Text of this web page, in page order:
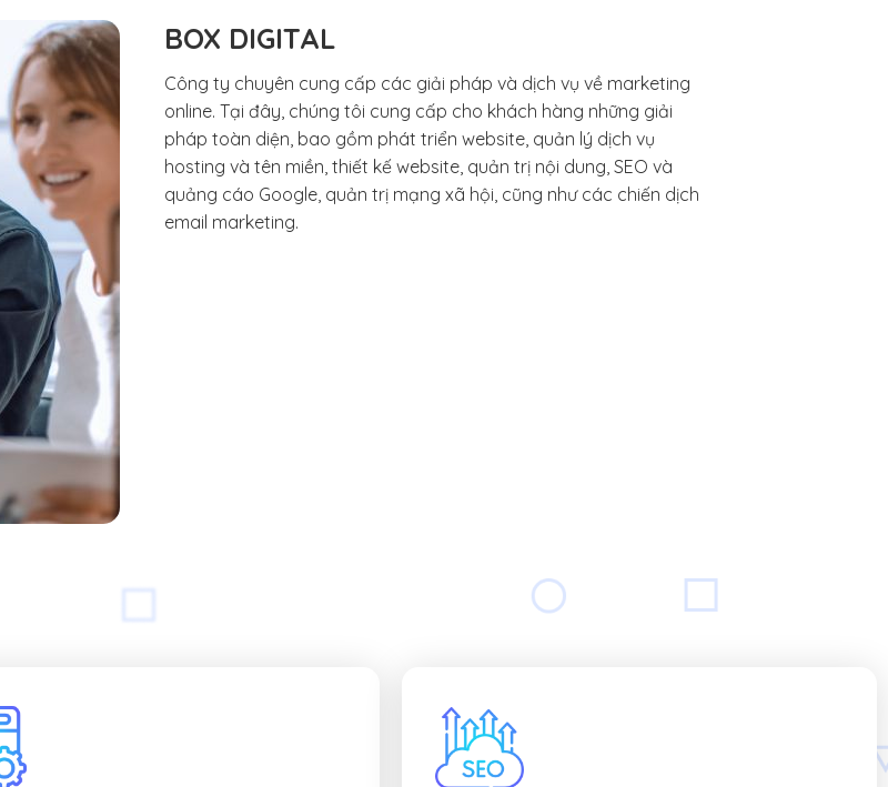
BOX DIGITAL
Công ty chuyên cung cấp các giải pháp và dịch vụ về marketing
online. Tại đây, chúng tôi cung cấp cho khách hàng những giải
pháp toàn diện, bao gồm phát triển website, quản lý dịch vụ
hosting và tên miền, thiết kế website, quản trị nội dung, SEO và
quảng cáo Google, quản trị mạng xã hội, cũng như các chiến dịch
email marketing.